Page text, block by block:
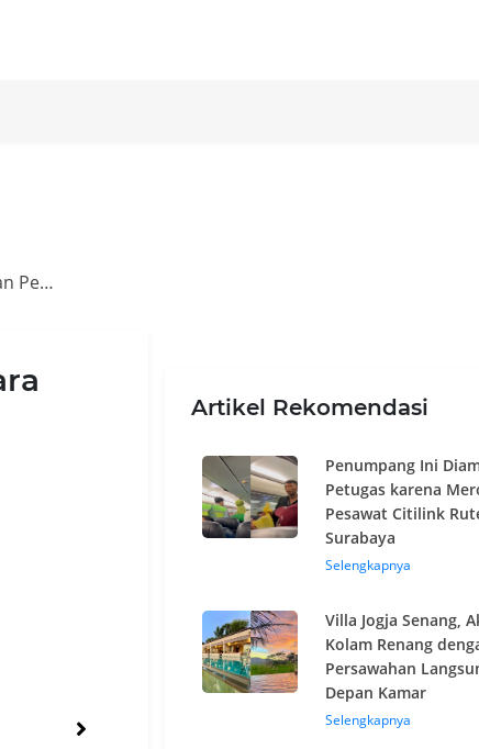
The Lokha Ubud, Resort Tengah Belantara dengan Pemandangan Yahud
Artikel Rekomendasi
Penumpang Ini
Petugas karena
Pesawat Citilink
Surabaya
Selengkapnya
Villa Jogja Senang,
Kolam Renang
Persawahan
Depan Kamar
Selengkapnya